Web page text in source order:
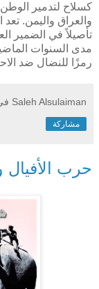
كسلاح لتدمير
والعراق واليمن.
تأصيلاً في الضمير
مدى السنوات
رمزًا للنضال ضد
Saleh Alsulaiman
مشاركة
حرب الأفيال